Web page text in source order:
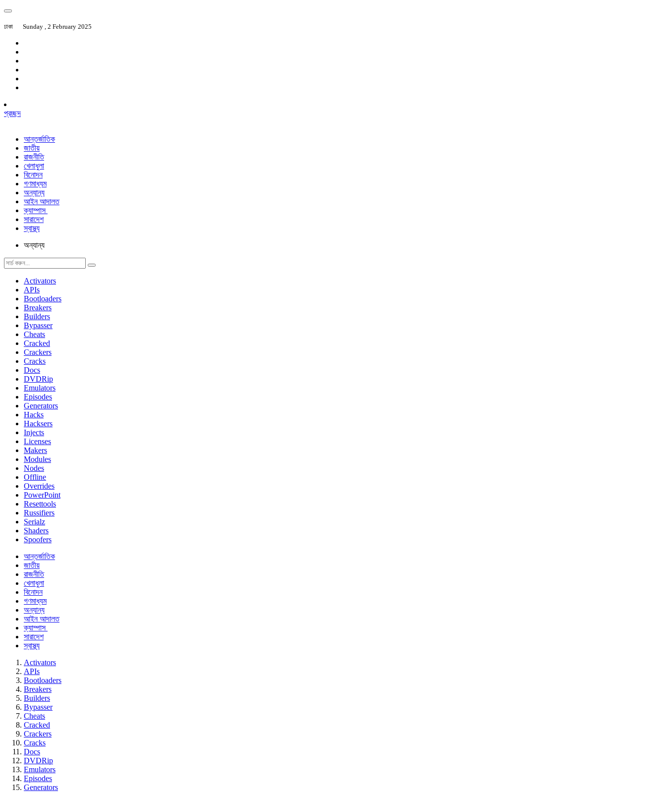
ঢাকা Sunday , 2 February 2025
প্রচ্ছদ
আন্তর্জাতিক
জাতীয়
রাজনীতি
খেলাধুলা
বিনোদন
গণমাধ্যম
অন্যান্য
আইন আদালত
ক্যাম্পাস
সারাদেশ
স্বাস্থ্য
অন্যান্য
Activators
APIs
Bootloaders
Breakers
Builders
Bypasser
Cheats
Cracked
Crackers
Cracks
Docs
DVDRip
Emulators
Episodes
Generators
Hacks
Hacksers
Injects
Licenses
Makers
Modules
Nodes
Offline
Overrides
PowerPoint
Resettools
Russifiers
Serialz
Shaders
Spoofers
আন্তর্জাতিক
জাতীয়
রাজনীতি
খেলাধুলা
বিনোদন
গণমাধ্যম
অন্যান্য
আইন আদালত
ক্যাম্পাস
সারাদেশ
স্বাস্থ্য
Activators
APIs
Bootloaders
Breakers
Builders
Bypasser
Cheats
Cracked
Crackers
Cracks
Docs
DVDRip
Emulators
Episodes
Generators